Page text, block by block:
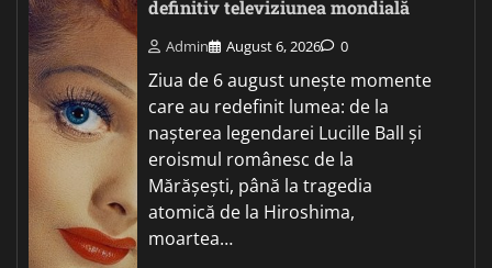
definitiv televiziunea mondială
Admin August 6, 2026 0
Ziua de 6 august unește momente
care au redefinit lumea: de la
nașterea legendarei Lucille Ball și
eroismul românesc de la
Mărășești, până la tragedia
atomică de la Hiroshima,
moartea…